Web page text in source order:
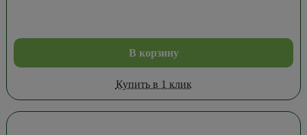
В корзину
Купить в 1 клик